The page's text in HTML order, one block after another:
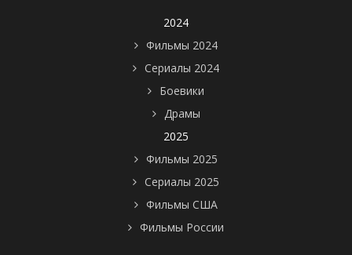
2024
Фильмы 2024
Сериалы 2024
Боевики
Драмы
2025
Фильмы 2025
Сериалы 2025
Фильмы США
Фильмы России